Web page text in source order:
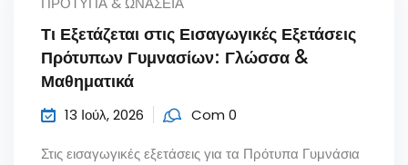
Τι Εξετάζεται στις Εισαγωγικές Εξετάσεις
Πρότυπων Γυμνασίων: Γλώσσα &
Μαθηματικά
13 Ιούλ, 2026 Com 0
Στις εισαγωγικές εξετάσεις για τα Πρότυπα Γυμνάσια